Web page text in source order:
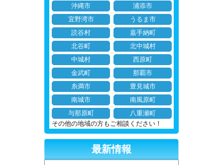
沖縄市
浦添市
宜野湾市
うるま市
読谷村
嘉手納町
北谷町
北中城村
中城村
西原町
金武町
那覇市
糸満市
豊見城市
南城市
南風原町
与那原町
八重瀬町
その他の地域の方もご相談ください！
最新情報